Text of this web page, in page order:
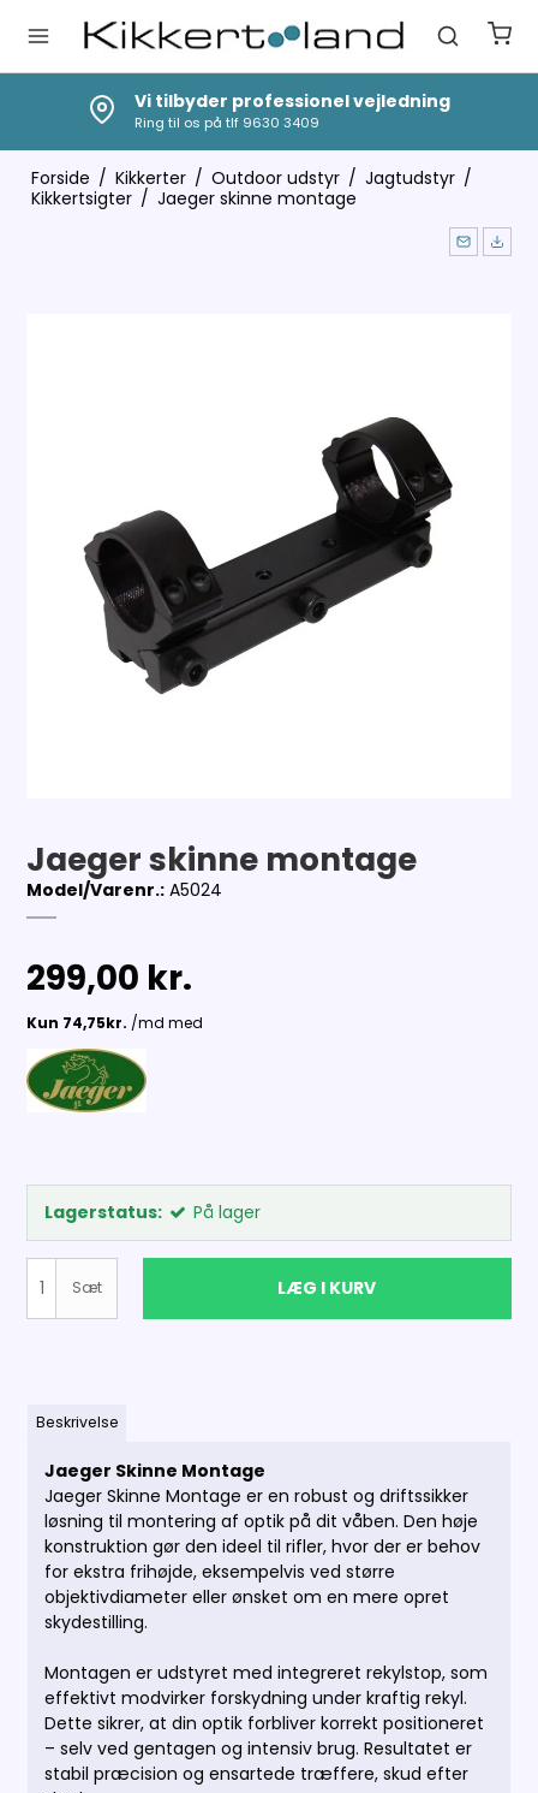
Vi tilbyder professionel vejledning
Ring til os på tlf 9630 3409
Forside / Kikkerter / Outdoor udstyr / Jagtudstyr /
Kikkertsigter / Jaeger skinne montage
Jaeger skinne montage
Model/Varenr.: A5024
299,00 kr.
Lagerstatus: På lager
Sæt LÆG I KURV
Beskrivelse
Jaeger Skinne Montage
Jaeger Skinne Montage er en robust og driftssikker
løsning til montering af optik på dit våben. Den høje
konstruktion gør den ideel til rifler, hvor der er behov
for ekstra frihøjde, eksempelvis ved større
objektivdiameter eller ønsket om en mere opret
skydestilling.
Montagen er udstyret med integreret rekylstop, som
effektivt modvirker forskydning under kraftig rekyl.
Dette sikrer, at din optik forbliver korrekt positioneret
– selv ved gentagen og intensiv brug. Resultatet er
stabil præcision og ensartede træffere, skud efter